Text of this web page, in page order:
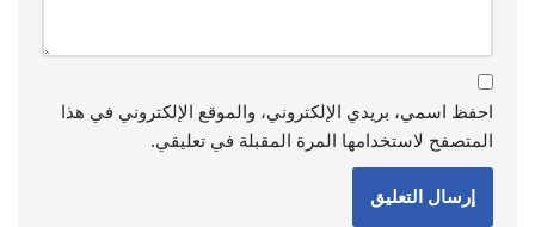
احفظ اسمي، بريدي الإلكتروني، والموقع الإلكتروني في هذا
المتصفح لاستخدامها المرة المقبلة في تعليقي.